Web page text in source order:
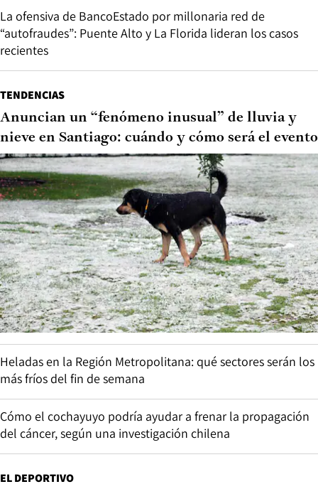
La ofensiva de BancoEstado por millonaria red de
“autofraudes”: Puente Alto y La Florida lideran los casos
recientes
TENDENCIAS
Anuncian un “fenómeno inusual” de lluvia y
nieve en Santiago: cuándo y cómo será el evento
Heladas en la Región Metropolitana: qué sectores serán los
más fríos del fin de semana
Cómo el cochayuyo podría ayudar a frenar la propagación
del cáncer, según una investigación chilena
EL DEPORTIVO